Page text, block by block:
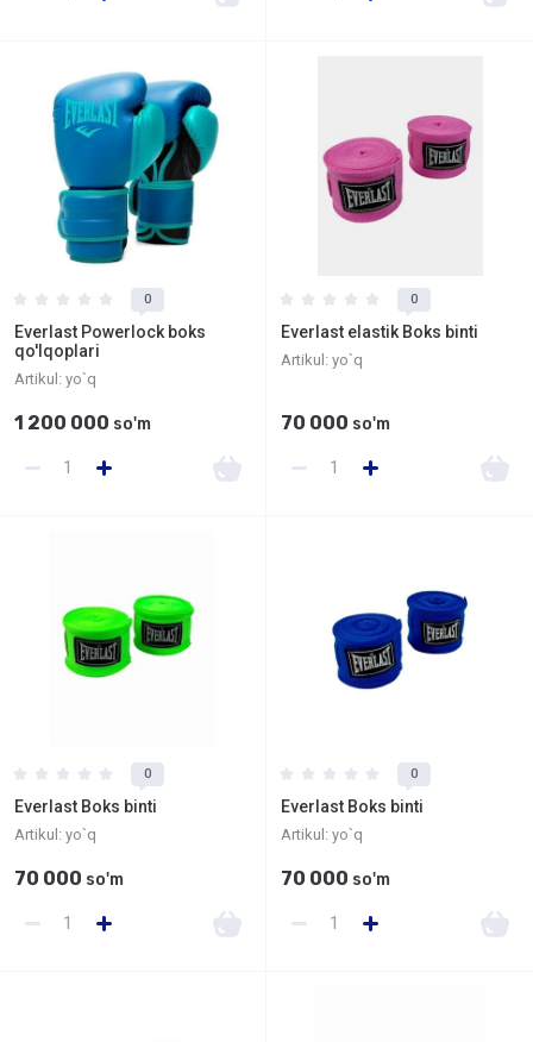
0
Everlast Powerlock boks
qo'lqoplari
Artikul: yo`q
1 200 000 so'm
0
Everlast elastik Boks binti
Artikul: yo`q
70 000 so'm
0
Everlast Boks binti
Artikul: yo`q
70 000 so'm
0
Everlast Boks binti
Artikul: yo`q
70 000 so'm